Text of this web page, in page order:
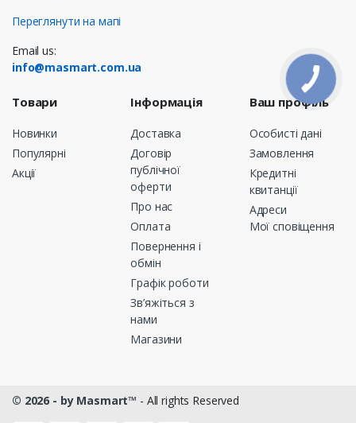
Переглянути на мапі
Email us:
info@masmart.com.ua
Товари
Новинки
Популярні
Акції
Інформація
Доставка
Договір
публічної
оферти
Про нас
Оплата
Повернення і
обмін
Графік роботи
Зв’яжіться з
нами
Магазини
Ваш профіль
Особисті дані
Замовлення
Кредитні
квитанції
Адреси
Мої сповіщення
© 2026 - by Masmart™ - All rights Reserved